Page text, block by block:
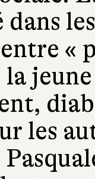
dans
«
la
les